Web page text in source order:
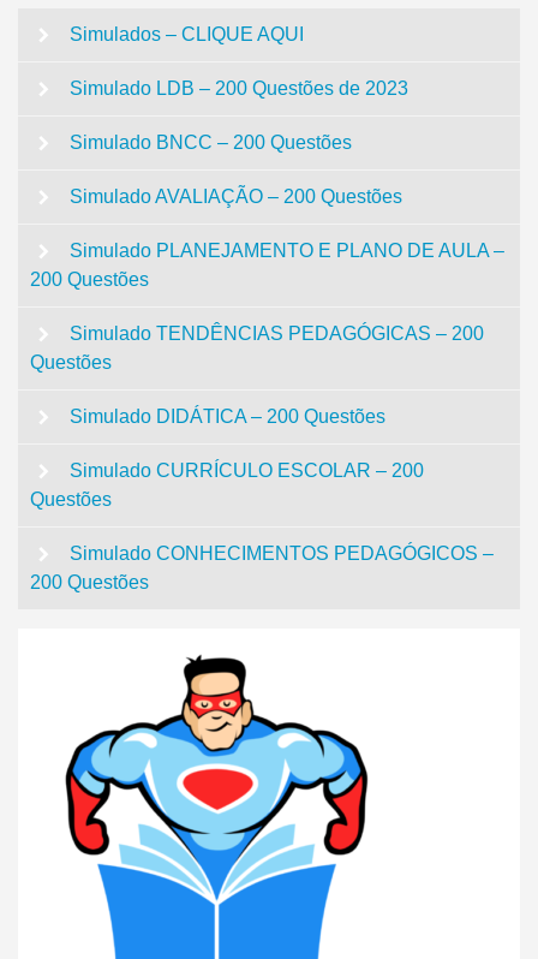
Simulados – CLIQUE AQUI
Simulado LDB – 200 Questões de 2023
Simulado BNCC – 200 Questões
Simulado AVALIAÇÃO – 200 Questões
Simulado PLANEJAMENTO E PLANO DE AULA –
200 Questões
Simulado TENDÊNCIAS PEDAGÓGICAS – 200
Questões
Simulado DIDÁTICA – 200 Questões
Simulado CURRÍCULO ESCOLAR – 200
Questões
Simulado CONHECIMENTOS PEDAGÓGICOS –
200 Questões